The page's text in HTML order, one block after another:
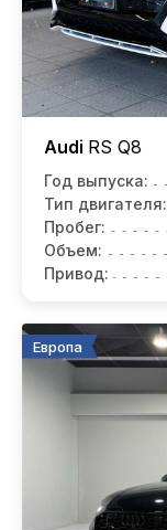
Audi RS Q8
Год выпуска:
Тип двигателя:
Пробег:
Объем:
Привод:
Европа